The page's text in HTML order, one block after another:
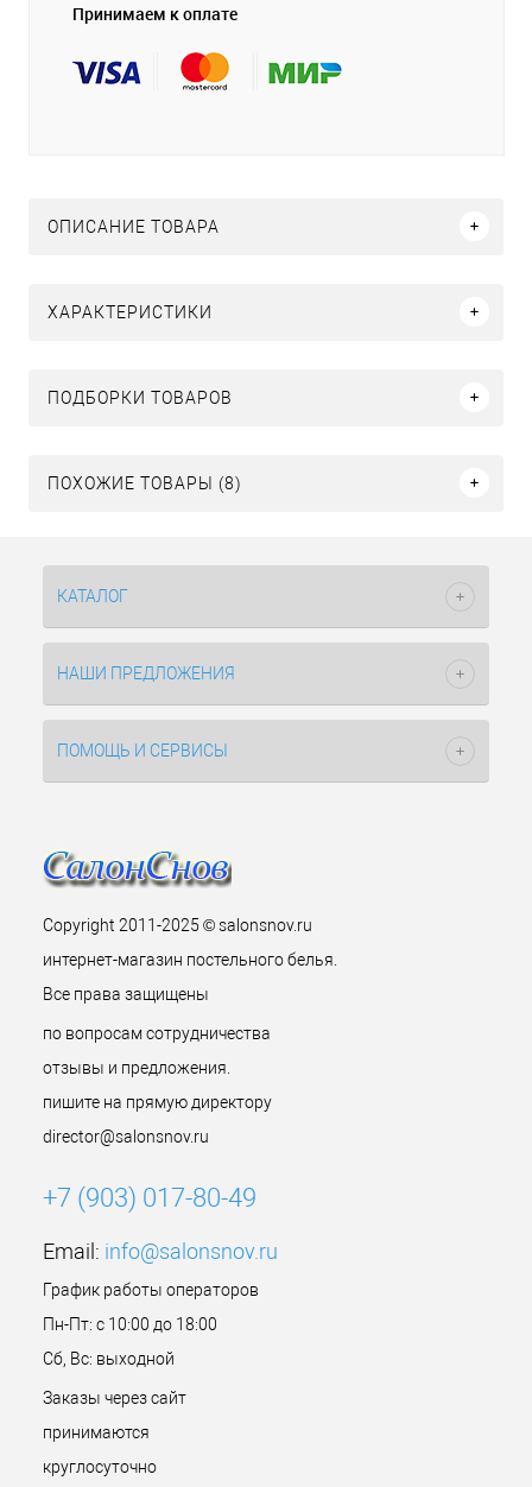
Принимаем к оплате
ОПИСАНИЕ ТОВАРА
ХАРАКТЕРИСТИКИ
ПОДБОРКИ ТОВАРОВ
ПОХОЖИЕ ТОВАРЫ (8)
КАТАЛОГ
НАШИ ПРЕДЛОЖЕНИЯ
ПОМОЩЬ И СЕРВИСЫ
Copyright 2011-2025 © salonsnov.ru
интернет-магазин постельного белья.
Все права защищены
по вопросам сотрудничества
отзывы и предложения.
пишите на прямую директору
director@salonsnov.ru
+7 (903) 017-80-49
Email: info@salonsnov.ru
График работы операторов
Пн-Пт: с 10:00 до 18:00
Сб, Вс: выходной
Заказы через сайт
принимаются
круглосуточно